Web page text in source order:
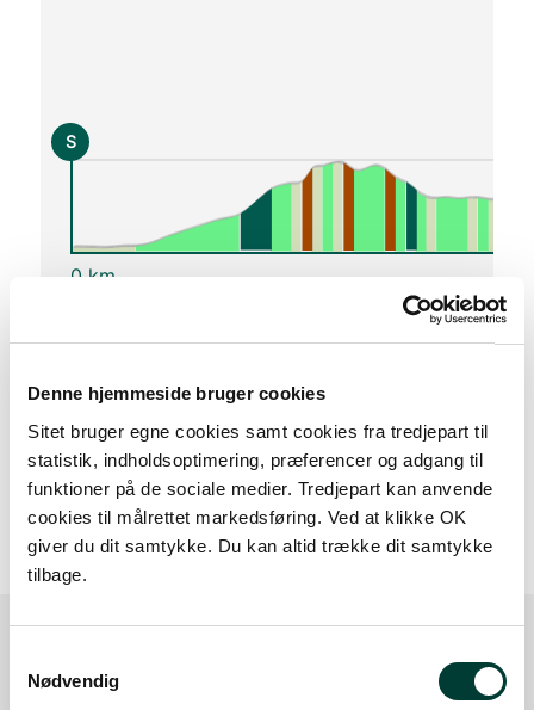
Denne hjemmeside bruger cookies
Sitet bruger egne cookies samt cookies fra tredjepart til
statistik, indholdsoptimering, præferencer og adgang til
funktioner på de sociale medier. Tredjepart kan anvende
cookies til målrettet markedsføring. Ved at klikke OK
giver du dit samtykke. Du kan altid trække dit samtykke
tilbage.
Nødvendig
S
0 km
Høj stigning (maks. 8 %)
Stejl stigning (over 8 %)
Ruten i detaljer